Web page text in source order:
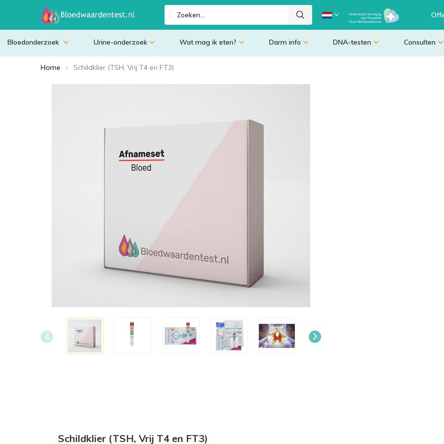
Bloedonderzoek Urine-onderzoek Wat mag ik eten? Darm info DNA-testen Consulten
Home Schildklier (TSH, Vrij T4 en FT3)
Schildklier (TSH, Vrij T4 en FT3)